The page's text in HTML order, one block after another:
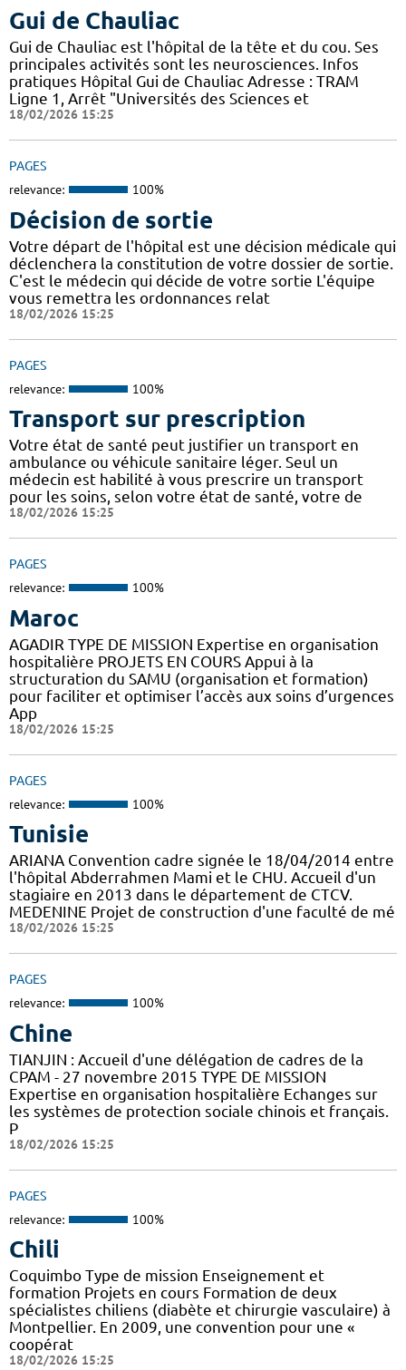
Gui de Chauliac
Gui de Chauliac est l'hôpital de la tête et du cou. Ses
principales activités sont les neurosciences. Infos
pratiques Hôpital Gui de Chauliac Adresse : TRAM
Ligne 1, Arrêt "Universités des Sciences et
18/02/2026 15:25
PAGES
relevance: 100%
Décision de sortie
Votre départ de l'hôpital est une décision médicale qui
déclenchera la constitution de votre dossier de sortie.
C'est le médecin qui décide de votre sortie L'équipe
vous remettra les ordonnances relat
18/02/2026 15:25
PAGES
relevance: 100%
Transport sur prescription
Votre état de santé peut justifier un transport en
ambulance ou véhicule sanitaire léger. Seul un
médecin est habilité à vous prescrire un transport
pour les soins, selon votre état de santé, votre de
18/02/2026 15:25
PAGES
relevance: 100%
Maroc
AGADIR TYPE DE MISSION Expertise en organisation
hospitalière PROJETS EN COURS Appui à la
structuration du SAMU (organisation et formation)
pour faciliter et optimiser l’accès aux soins d’urgences
App
18/02/2026 15:25
PAGES
relevance: 100%
Tunisie
ARIANA Convention cadre signée le 18/04/2014 entre
l'hôpital Abderrahmen Mami et le CHU. Accueil d'un
stagiaire en 2013 dans le département de CTCV.
MEDENINE Projet de construction d'une faculté de mé
18/02/2026 15:25
PAGES
relevance: 100%
Chine
TIANJIN : Accueil d'une délégation de cadres de la
CPAM - 27 novembre 2015 TYPE DE MISSION
Expertise en organisation hospitalière Echanges sur
les systèmes de protection sociale chinois et français.
P
18/02/2026 15:25
PAGES
relevance: 100%
Chili
Coquimbo Type de mission Enseignement et
formation Projets en cours Formation de deux
spécialistes chiliens (diabète et chirurgie vasculaire) à
Montpellier. En 2009, une convention pour une «
coopérat
18/02/2026 15:25